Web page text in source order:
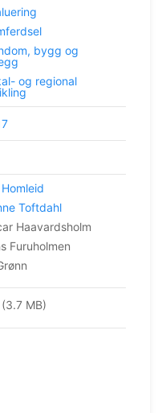
bygg og
og regional
Toftdahl
Haavardsholm
Furuholmen
(3.7 MB)